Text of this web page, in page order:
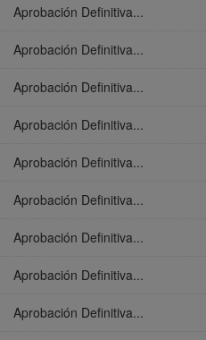
Aprobación Definitiva...
Aprobación Definitiva...
Aprobación Definitiva...
Aprobación Definitiva...
Aprobación Definitiva...
Aprobación Definitiva...
Aprobación Definitiva...
Aprobación Definitiva...
Aprobación Definitiva...